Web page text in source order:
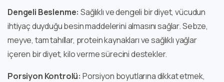
Dengeli Beslenme: Sağlıklı ve dengeli bir diyet, vücudun
ihtiyaç duyduğu besin maddelerini almasını sağlar. Sebze,
meyve, tam tahıllar, protein kaynakları ve sağlıklı yağlar
içeren bir diyet, kilo verme sürecini destekler.
Porsiyon Kontrolü: Porsiyon boyutlarına dikkat etmek,